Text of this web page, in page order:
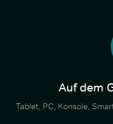
Auf dem
Tablet, PC, Konsole,